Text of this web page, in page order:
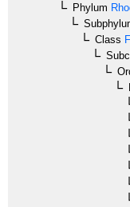
Phylum
Class